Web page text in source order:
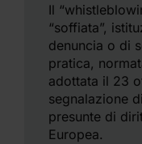
Il
“soffiata”,
denuncia o di
pratica,
adottata il 23
segnalazione
presunte di
Europea.